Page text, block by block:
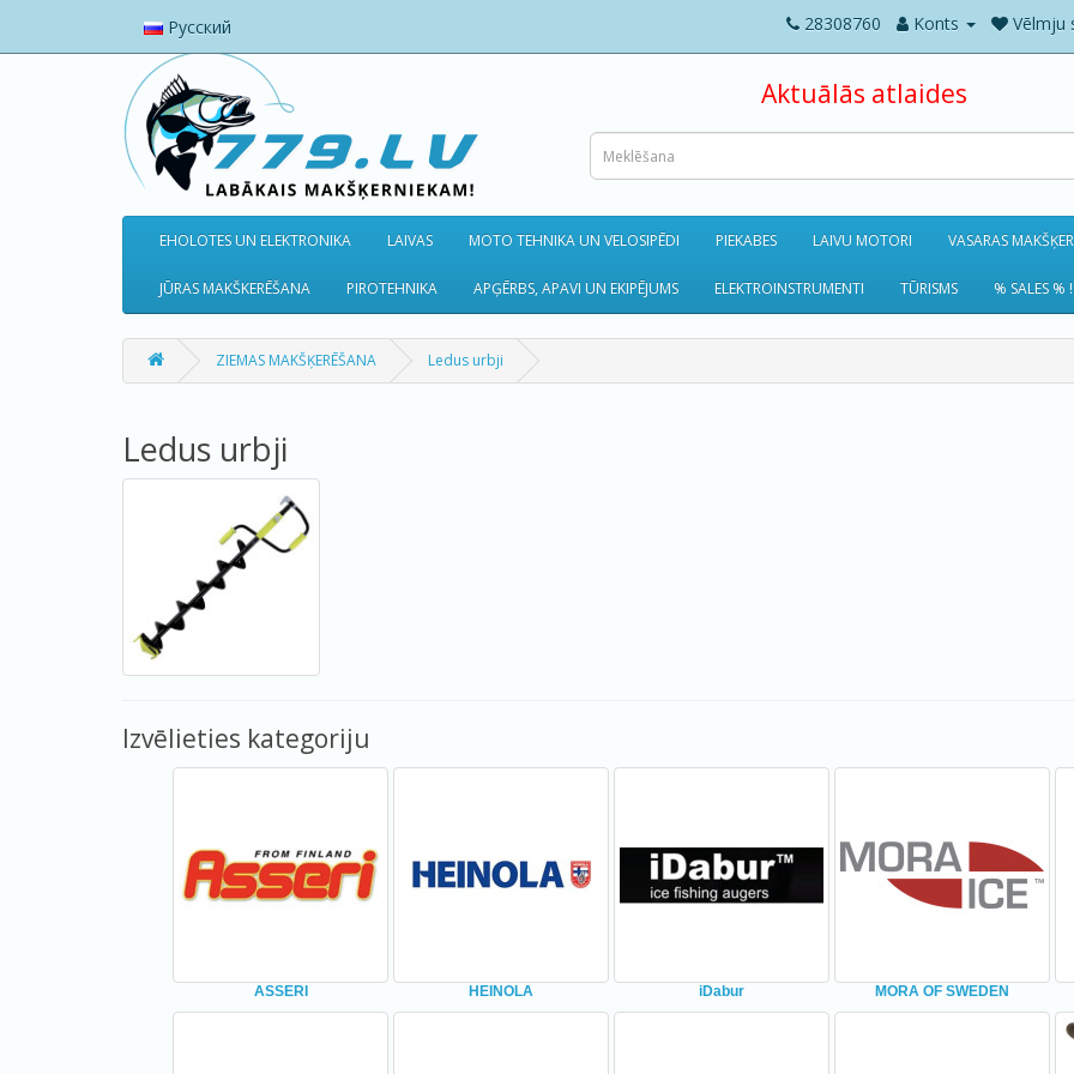
Русский 28308760 Konts Vēlmju
Aktuālās atlaides
EHOLOTES UN ELEKTRONIKA LAIVAS MOTO TEHNIKA UN VELOSIPĒDI PIEKABES LAIVU MOTORI VASARAS
JŪRAS MAKŠKERĒŠANA PIROTEHNIKA APĢĒRBS, APAVI UN EKIPĒJUMS ELEKTROINSTRUMENTI TŪRISMS % SALES
ZIEMAS MAKŠĶERĒŠANA Ledus urbji
Ledus urbji
Izvēlieties kategoriju
ASSERI HEINOLA iDabur MORA OF SWEDEN